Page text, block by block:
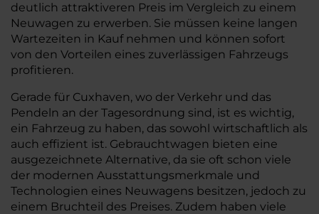
deutlich attraktiveren Preis im Vergleich zu einem
Neuwagen zu erwerben. Sie müssen keine langen
Wartezeiten in Kauf nehmen und können sofort
von den Vorteilen eines zuverlässigen Fahrzeugs
profitieren.
Gerade für Cuxhaven, wo der Verkehr und das
Pendeln an der Tagesordnung sind, ist es wichtig,
ein Fahrzeug zu haben, das sowohl wirtschaftlich als
auch effizient ist. Gebrauchtwagen bieten eine
ausgezeichnete Alternative, da sie oft schon viele
der modernen Ausstattungsmerkmale und
Technologien eines Neuwagens besitzen, jedoch zu
einem Bruchteil des Preises. Zudem haben viele